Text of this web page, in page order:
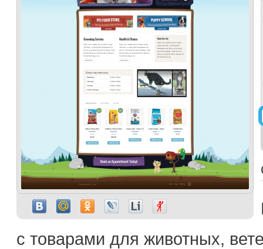
с товарами для животных,